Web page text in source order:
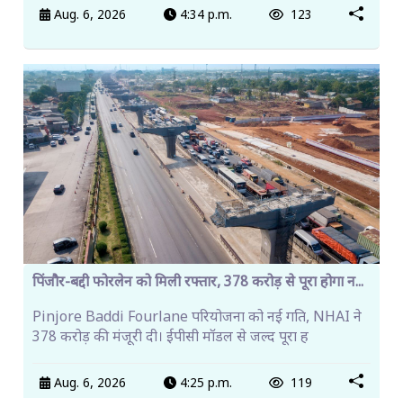
Aug. 6, 2026 4:34 p.m. 123
पिंजौर-बद्दी फोरलेन को मिली रफ्तार, 378 करोड़ से पूरा होगा न...
Pinjore Baddi Fourlane परियोजना को नई गति, NHAI ने
378 करोड़ की मंजूरी दी। ईपीसी मॉडल से जल्द पूरा ह
Aug. 6, 2026 4:25 p.m. 119